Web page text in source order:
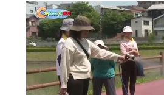
で設定できます。
（GmailやYahooなどのフ
スでも作成可能です）
※マイページへのログイン
録はこちらから
※CCNetアプリをご利用中